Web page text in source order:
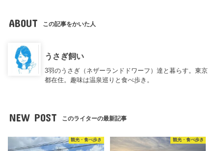
ABOUT この記事をかいた人
うさぎ飼い
3羽のうさぎ（ネザーランドドワーフ）達と暮らす。東京
都在住。趣味は温泉巡りと食べ歩き。
NEW POST このライターの最新記事
観光・食べ歩き 観光・食べ歩き